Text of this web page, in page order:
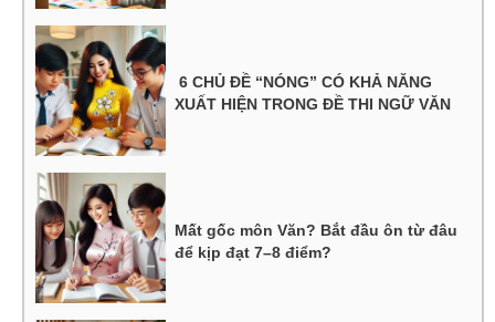
6 CHỦ ĐỀ “NÓNG” CÓ KHẢ NĂNG
XUẤT HIỆN TRONG ĐỀ THI NGỮ VĂN
Mất gốc môn Văn? Bắt đầu ôn từ đâu
để kịp đạt 7–8 điểm?